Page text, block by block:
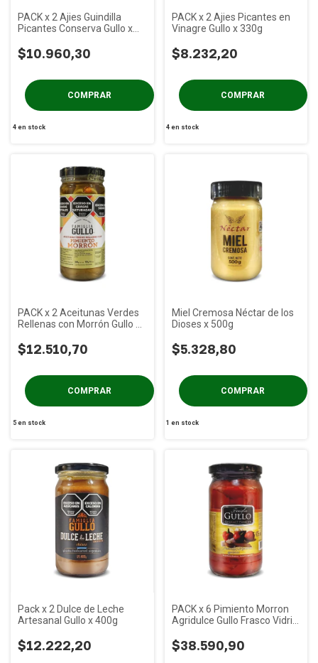
PACK x 2 Ajies Guindilla
Picantes Conserva Gullo x
$10.960,30
4en stock
PACK x 2 Ajies Picantes en
Vinagre Gullo x 330g
$8.232,20
4 en stock
PACK x 2 Aceitunas Verdes
Rellenas con Morrón Gullo x
$12.510,70
5en stock
Miel Cremosa Néctar de los
Dioses x 500g
$5.328,80
1 en stock
Pack x 2 Dulce de Leche
Artesanal Gullo x 400g
$12.222,20
PACK x 6 Pimiento Morron
Agridulce Gullo Frasco Vidrio
$38.590,90